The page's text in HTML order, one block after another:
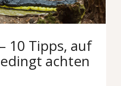
10 Tipps, auf
achten